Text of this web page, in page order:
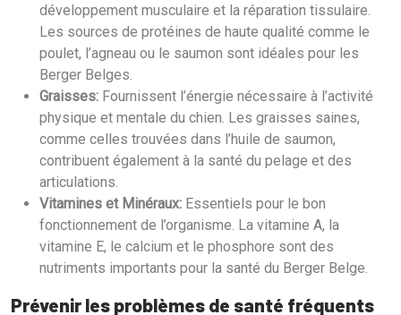
développement musculaire et la réparation tissulaire.
Les sources de protéines de haute qualité comme le
poulet, l’agneau ou le saumon sont idéales pour les
Berger Belges.
Graisses: Fournissent l’énergie nécessaire à l’activité
physique et mentale du chien. Les graisses saines,
comme celles trouvées dans l’huile de saumon,
contribuent également à la santé du pelage et des
articulations.
Vitamines et Minéraux: Essentiels pour le bon
fonctionnement de l’organisme. La vitamine A, la
vitamine E, le calcium et le phosphore sont des
nutriments importants pour la santé du Berger Belge.
Prévenir les problèmes de santé fréquents